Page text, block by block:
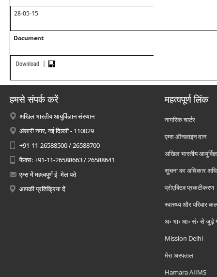
28-05-15
Document
हमसे संपर्क करें
अखिल भारतीय आयुर्विज्ञान संस्थान
अंसारी नगर, नई दिल्ली - 110029
+91-11-26588500 / 26588700
फैक्स: +91-11-26588663 / 26588641
एम्स में महत्वपूर्ण ई -मेल पते
आपकी प्रतिक्रिया दें
महत्वपूर्ण लिंक
नागरिक चार्टर
एम्स ऑनलाइन दान
अखिल भारतीय
सूचना का अधिकार
प्रोएक्टिव प्रकटीकरण
स्वास्थ्य और परिवार
अ॰ भा॰ आ॰ सं॰ से जुड़े
Mission Delhi
मेरा अस्पताल
Hamara AIIMS